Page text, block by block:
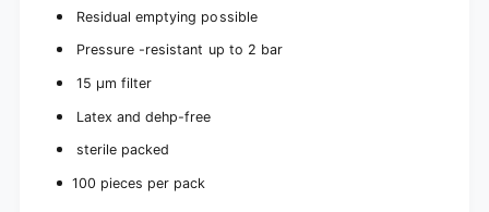
Residual emptying possible
Pressure -resistant up to 2 bar
15 µm filter
Latex and dehp-free
sterile packed
100 pieces per pack